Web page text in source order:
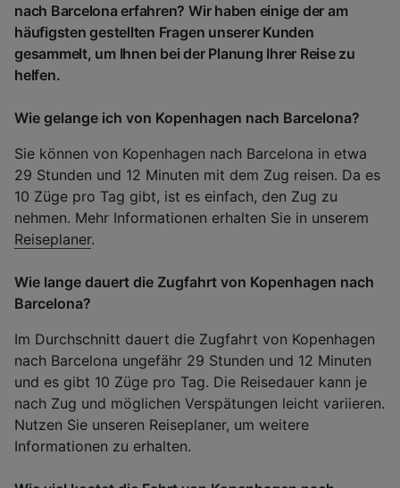
nach Barcelona erfahren? Wir haben einige der am
häufigsten gestellten Fragen unserer Kunden
gesammelt, um Ihnen bei der Planung Ihrer Reise zu
helfen.
Wie gelange ich von Kopenhagen nach Barcelona?
Sie können von Kopenhagen nach Barcelona in etwa
29 Stunden und 12 Minuten mit dem Zug reisen. Da es
10 Züge pro Tag gibt, ist es einfach, den Zug zu
nehmen. Mehr Informationen erhalten Sie in unserem
Reiseplaner.
Wie lange dauert die Zugfahrt von Kopenhagen nach
Barcelona?
Im Durchschnitt dauert die Zugfahrt von Kopenhagen
nach Barcelona ungefähr 29 Stunden und 12 Minuten
und es gibt 10 Züge pro Tag. Die Reisedauer kann je
nach Zug und möglichen Verspätungen leicht variieren.
Nutzen Sie unseren Reiseplaner, um weitere
Informationen zu erhalten.